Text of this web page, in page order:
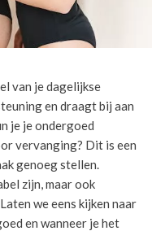
van je dagelijkse
en draagt bij aan
je je ondergoed
vervanging? Dit is een
genoeg stellen.
zijn, maar ook
we eens kijken naar
en wanneer je het